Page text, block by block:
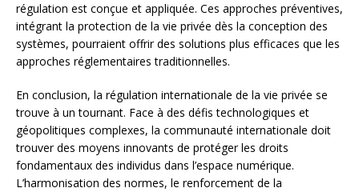
régulation est conçue et appliquée. Ces approches préventives,
intégrant la protection de la vie privée dès la conception des
systèmes, pourraient offrir des solutions plus efficaces que les
approches réglementaires traditionnelles.
En conclusion, la régulation internationale de la vie privée se
trouve à un tournant. Face à des défis technologiques et
géopolitiques complexes, la communauté internationale doit
trouver des moyens innovants de protéger les droits
fondamentaux des individus dans l’espace numérique.
L’harmonisation des normes, le renforcement de la